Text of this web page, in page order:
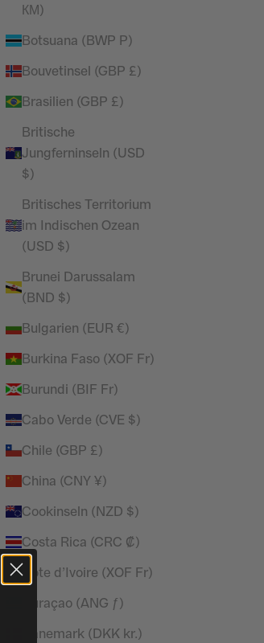
КМ)
Botsuana (BWP P)
Bouvetinsel (GBP £)
Brasilien (GBP £)
Britische
Jungferninseln (USD
$)
Britisches Territorium
im Indischen Ozean
(USD $)
Brunei Darussalam
(BND $)
Bulgarien (EUR €)
Burkina Faso (XOF Fr)
Burundi (BIF Fr)
Cabo Verde (CVE $)
Chile (GBP £)
China (CNY ¥)
Cookinseln (NZD $)
Costa Rica (CRC ₡)
Côte d’Ivoire (XOF Fr)
Curaçao (ANG ƒ)
Dänemark (DKK kr.)